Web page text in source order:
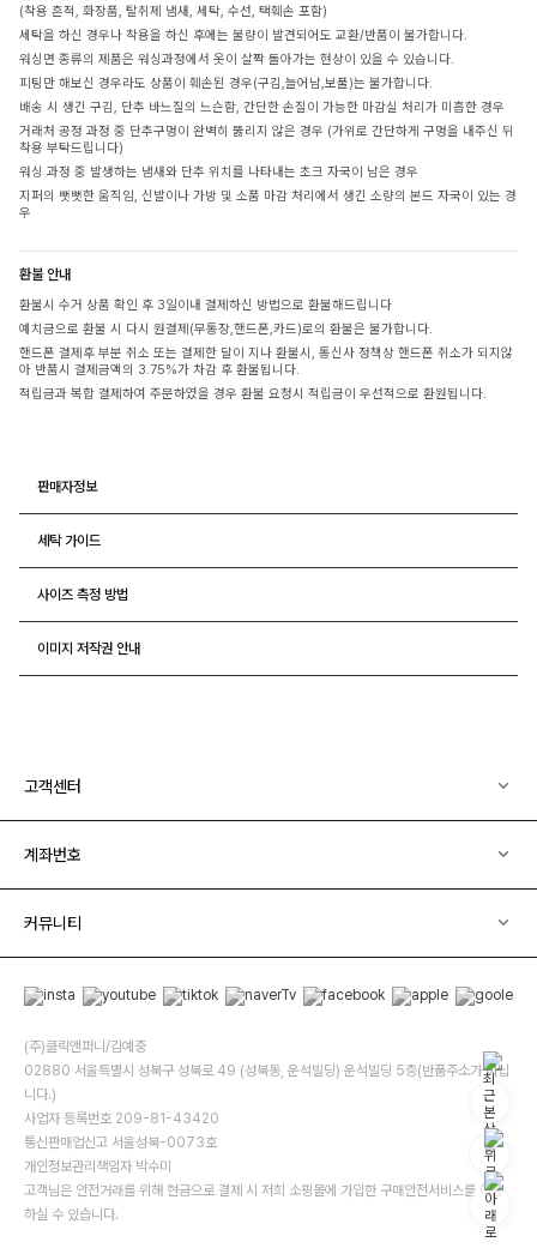
(착용 흔적, 화장품, 탈취제 냄새, 세탁, 수선, 택훼손 포함)
세탁을 하신 경우나 착용을 하신 후에는 불량이 발견되어도 교환/반품이 불가합니다.
워싱면 종류의 제품은 워싱과정에서 옷이 살짝 돌아가는 현상이 있을 수 있습니다.
피팅만 해보신 경우라도 상품이 훼손된 경우(구김,늘어남,보풀)는 불가합니다.
배송 시 생긴 구김, 단추 바느질의 느슨함, 간단한 손질이 가능한 마감실 처리가 미흡한 경우
거래처 공정 과정 중 단추구멍이 완벽히 뚫리지 않은 경우 (가위로 간단하게 구멍을 내주신 뒤
착용 부탁드립니다)
워싱 과정 중 발생하는 냄새와 단추 위치를 나타내는 초크 자국이 남은 경우
지퍼의 뻣뻣한 움직임, 신발이나 가방 및 소품 마감 처리에서 생긴 소량의 본드 자국이 있는 경
우
환불 안내
환불시 수거 상품 확인 후 3일이내 결제하신 방법으로 환불해드립니다
예치금으로 환불 시 다시 원결제(무통장,핸드폰,카드)로의 환불은 불가합니다.
핸드폰 결제후 부분 취소 또는 결제한 달이 지나 환불시, 통신사 정책상 핸드폰 취소가 되지않
아 반품시 결제금액의 3.75%가 차감 후 환불됩니다.
적립금과 복합 결제하여 주문하였을 경우 환불 요청시 적립금이 우선적으로 환원됩니다.
판매자정보
세탁 가이드
사이즈 측정 방법
이미지 저작권 안내
고객센터
계좌번호
커뮤니티
(주)클릭앤퍼니/김예중
02880 서울특별시 성북구 성북로 49 (성북동, 운석빌딩) 운석빌딩 5층(반품주소가 아닙
니다.)
사업자 등록번호 209-81-43420
통신판매업신고 서울성북-0073호
개인정보관리책임자 박수미
고객님은 안전거래를 위해 현금으로 결제 시 저희 소핑몰에 가입한 구매안전서비스를 이용
하실 수 있습니다.